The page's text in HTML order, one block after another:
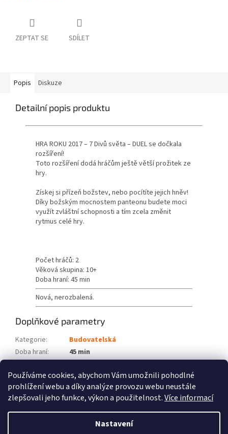
Používáme cookies, abychom Vám umožnili pohodlné
prohlížení webu a díky analýze provozu webu neustále
zlepšovali jeho funkce, výkon a použitelnost.Více informací
Nastavení
ZEPTAT SE SDÍLET
Popis Diskuze
Detailní popis produktu
HRA ROKU 2017 – 7 Divů světa – DUEL se dočkala
rozšíření!
Toto rozšíření dodá hráčům ještě větší prožitek ze
hry.
Získej si přízeň božstev, nebo pocítíte jejich hněv!
Díky božským mocnostem panteonu budete moci
využít zvláštní schopnosti a tím zcela změnit
rytmus celé hry.
Počet hráčů: 2
Věková skupina: 10+
Doba hraní: 45 min
Nová, nerozbalená.
Doplňkové parametry
Kategorie:
Budovatelská
Doba hraní:
45 min
Věková skupina: 10+
Vytvořil Shoptet